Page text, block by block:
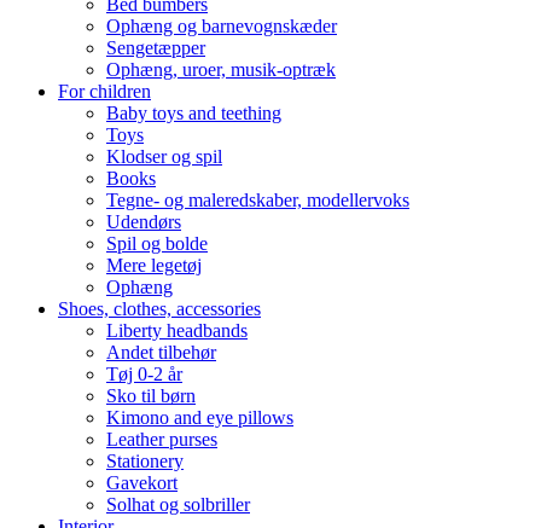
Bed bumbers
Ophæng og barnevognskæder
Sengetæpper
Ophæng, uroer, musik-optræk
For children
Baby toys and teething
Toys
Klodser og spil
Books
Tegne- og maleredskaber, modellervoks
Udendørs
Spil og bolde
Mere legetøj
Ophæng
Shoes, clothes, accessories
Liberty headbands
Andet tilbehør
Tøj 0-2 år
Sko til børn
Kimono and eye pillows
Leather purses
Stationery
Gavekort
Solhat og solbriller